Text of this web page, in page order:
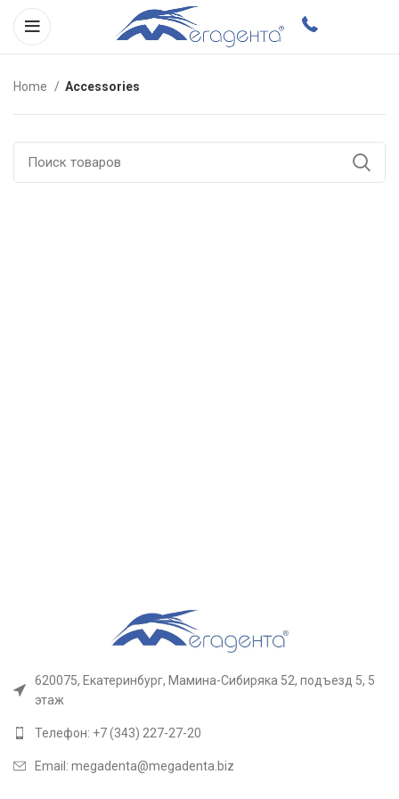
Home Accessories
620075, Екатеринбург, Мамина-Сибиряка 52, подъезд 5, 5
этаж
Телефон: +7 (343) 227-27-20
Email: megadenta@megadenta.biz